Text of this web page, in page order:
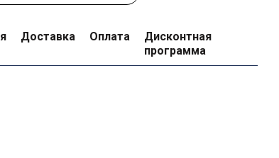
Доставка Оплата
Дисконтная
программа